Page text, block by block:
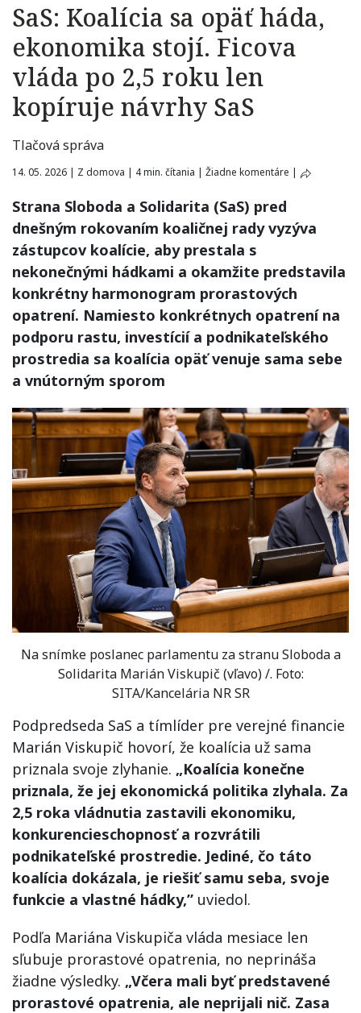
SaS: Koalícia sa opäť háda,
ekonomika stojí. Ficova
vláda po 2,5 roku len
kopíruje návrhy SaS
Tlačová správa
14. 05. 2026 | Z domova | 4 min. čítania | Žiadne komentáre |
Strana Sloboda a Solidarita (SaS) pred
dnešným rokovaním koaličnej rady vyzýva
zástupcov koalície, aby prestala s
nekonečnými hádkami a okamžite predstavila
konkrétny harmonogram prorastových
opatrení. Namiesto konkrétnych opatrení na
podporu rastu, investícií a podnikateľského
prostredia sa koalícia opäť venuje sama sebe
a vnútorným sporom
Na snímke poslanec parlamentu za stranu Sloboda a
Solidarita Marián Viskupič (vľavo) /. Foto:
SITA/Kancelária NR SR
Podpredseda SaS a tímlíder pre verejné financie
Marián Viskupič hovorí, že koalícia už sama
priznala svoje zlyhanie. „Koalícia konečne
priznala, že jej ekonomická politika zlyhala. Za
2,5 roka vládnutia zastavili ekonomiku,
konkurencieschopnosť a rozvrátili
podnikateľské prostredie. Jediné, čo táto
koalícia dokázala, je riešiť samu seba, svoje
funkcie a vlastné hádky,” uviedol.
Podľa Mariána Viskupiča vláda mesiace len
sľubuje prorastové opatrenia, no neprináša
žiadne výsledky. „Včera mali byť predstavené
prorastové opatrenia, ale neprijali nič. Zasa